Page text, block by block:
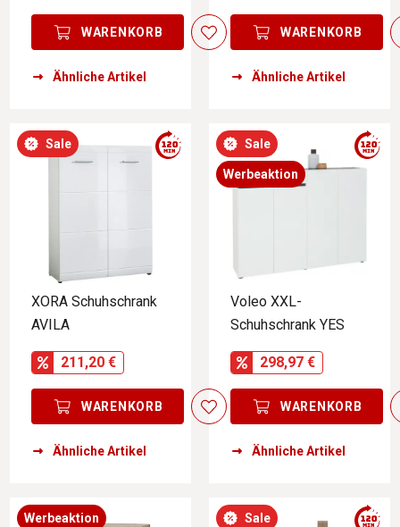
WARENKORB
Ähnliche Artikel
WARENKORB
Ähnliche Artikel
Sale
XORA Schuhschrank
AVILA
211,20 €
WARENKORB
Ähnliche Artikel
Sale
Werbeaktion
Voleo XXL-
Schuhschrank YES
298,97 €
WARENKORB
Ähnliche Artikel
Werbeaktion Sale